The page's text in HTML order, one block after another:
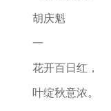
胡庆魁
一
花开百日红，
叶绽秋意浓。